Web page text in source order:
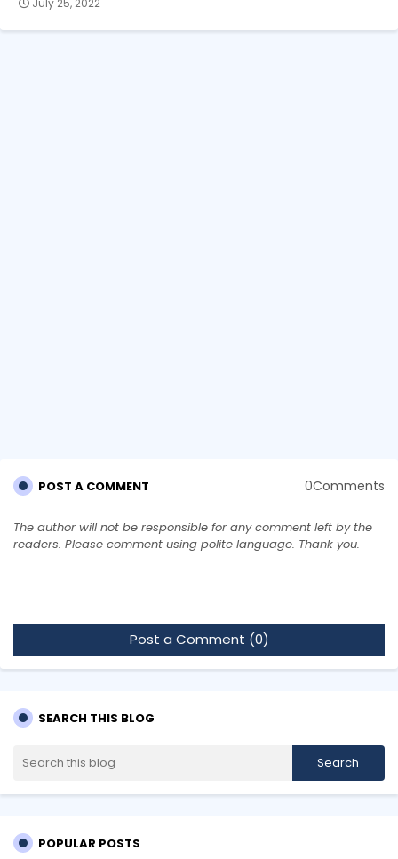
July 25, 2022
POST A COMMENT 0Comments
The author will not be responsible for any comment left by the
readers. Please comment using polite language. Thank you.
Post a Comment (0)
SEARCH THIS BLOG
POPULAR POSTS